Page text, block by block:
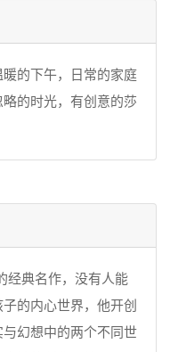
的下午，日常的家庭
的时光，有创意的莎
经典名作，没有人能
的内心世界，他开创
幻想中的两个不同世